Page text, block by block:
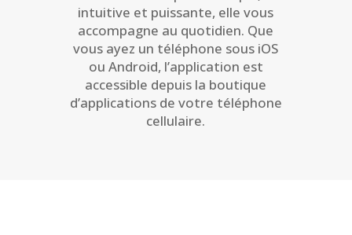
intuitive et puissante, elle vous
accompagne au quotidien. Que
vous ayez un téléphone sous iOS
ou Android, l’application est
accessible depuis la boutique
d’applications de votre téléphone
cellulaire.